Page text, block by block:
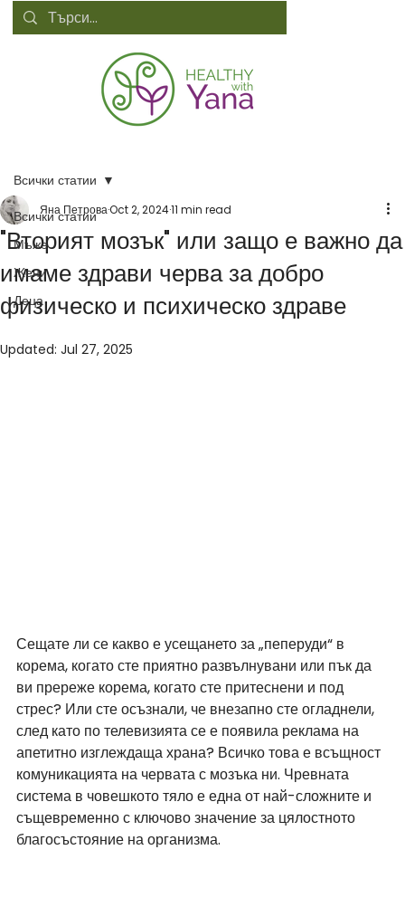
Всички статии
Мъже
Жени
Деца
Всички статии
"Вторият мозък" или защо е важно да
имаме здрави черва за добро
физическо и психическо здраве
Яна ПетроваOct 2, 202411 min read
Updated: Jul 27, 2025
Сещате ли се какво е усещането за „пеперуди“ в
корема, когато сте приятно развълнувани или пък да
ви пререже корема, когато сте притеснени и под
стрес? Или сте осъзнали, че внезапно сте огладнели,
след като по телевизията се е появила реклама на
апетитно изглеждаща храна? Всичко това е всъщност
комуникацията на червата с мозъка ни. Чревната
система в човешкото тяло е една от най-сложните и
същевременно с ключово значение за цялостното
благосъстояние на организма.